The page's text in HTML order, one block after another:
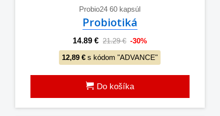
Probio24 60 kapsúl
Probiotiká
14.89 € 21.29 € -30%
12,89 € s kódom "ADVANCE"
Do košíka